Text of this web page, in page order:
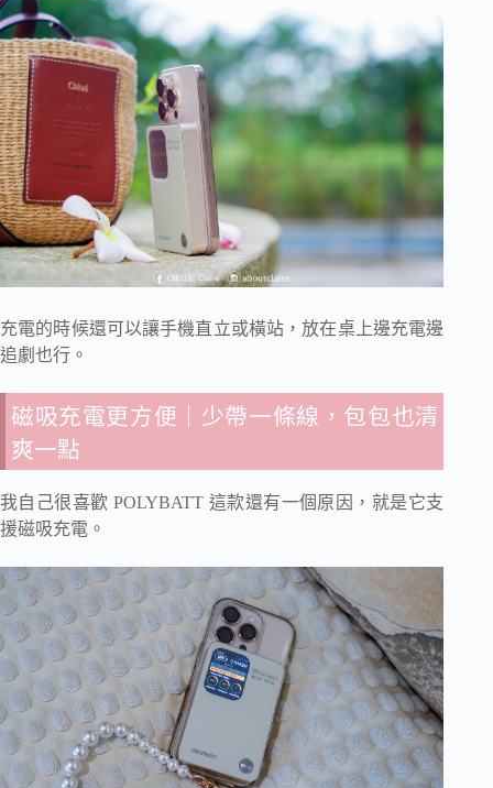
充電的時候還可以讓手機直立或橫站，放在桌上邊充電邊
追劇也行。
磁吸充電更方便｜少帶一條線，包包也清
爽一點
我自己很喜歡 POLYBATT 這款還有一個原因，就是它支
援磁吸充電。